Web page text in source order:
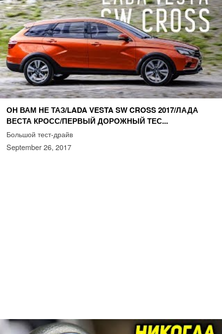
ОН ВАМ НЕ ТАЗ/LADA VESTA SW CROSS 2017/ЛАДА
ВЕСТА КРОСС/ПЕРВЫЙ ДОРОЖНЫЙ ТЕС...
Большой тест-драйв
September 26, 2017